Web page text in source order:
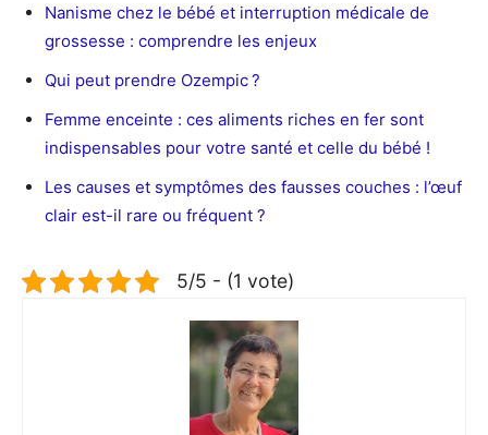
Nanisme chez le bébé et interruption médicale de
grossesse : comprendre les enjeux
Qui peut prendre Ozempic ?
Femme enceinte : ces aliments riches en fer sont
indispensables pour votre santé et celle du bébé !
Les causes et symptômes des fausses couches : l’œuf
clair est-il rare ou fréquent ?
5/5 - (1 vote)